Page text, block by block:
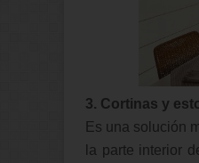
3. Cortinas y
Es una solución
la parte interior